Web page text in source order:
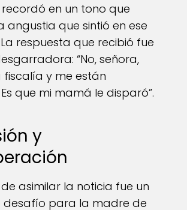
recordó en un tono que
angustia que sintió en ese
respuesta que recibió fue
“No, señora,
fiscalía y me están
que mi mamá le disparó”.
y
asimilar la noticia fue un
desafío para la madre de